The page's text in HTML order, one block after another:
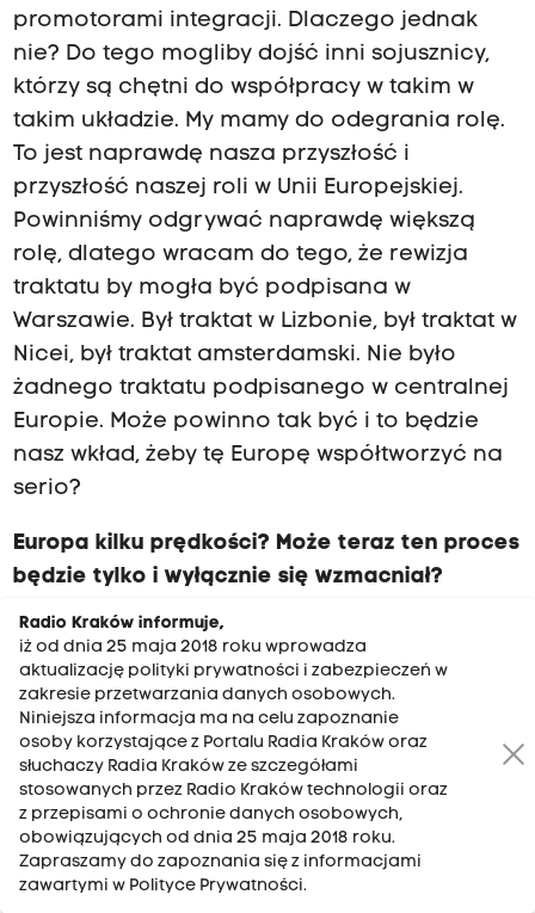
promotorami integracji. Dlaczego jednak
nie? Do tego mogliby dojść inni sojusznicy,
którzy są chętni do współpracy w takim w
takim układzie. My mamy do odegrania rolę.
To jest naprawdę nasza przyszłość i
przyszłość naszej roli w Unii Europejskiej.
Powinniśmy odgrywać naprawdę większą
rolę, dlatego wracam do tego, że rewizja
traktatu by mogła być podpisana w
Warszawie. Był traktat w Lizbonie, był traktat w
Nicei, był traktat amsterdamski. Nie było
żadnego traktatu podpisanego w centralnej
Europie. Może powinno tak być i to będzie
nasz wkład, żeby tę Europę współtworzyć na
serio?
Europa kilku prędkości? Może teraz ten proces
będzie tylko i wyłącznie się wzmacniał?
- Wydaje mi się, że Europa prędkości jest cały
czas. Ona po prostu jest. Różne kraje się
różnie integrują, znaczy integrują się
oczywiście zgodnie z traktami, ale mają
przede wszystkim bardzo różne poziomy
rozwojowe. Ja nie widzę nic zdrożnego w
Europie różnych prędkości. My jesteśmy w
strefie Schengen, ale nie jesteśmy na
przykład w strefie euro. To wszystko pokazuje,
Radio Kraków informuje,
iż od dnia 25 maja 2018 roku wprowadza
aktualizację polityki prywatności i zabezpieczeń w
zakresie przetwarzania danych osobowych.
Niniejsza informacja ma na celu zapoznanie
osoby korzystające z Portalu Radia Kraków oraz
słuchaczy Radia Kraków ze szczegółami
stosowanych przez Radio Kraków technologii oraz
z przepisami o ochronie danych osobowych,
obowiązujących od dnia 25 maja 2018 roku.
Zapraszamy do zapoznania się z informacjami
zawartymi w Polityce Prywatności.